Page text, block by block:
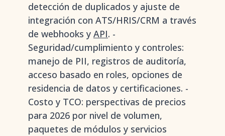
detección de duplicados y ajuste de
integración con ATS/HRIS/CRM a través
de webhooks y API. -
Seguridad/cumplimiento y controles:
manejo de PII, registros de auditoría,
acceso basado en roles, opciones de
residencia de datos y certificaciones. -
Costo y TCO: perspectivas de precios
para 2026 por nivel de volumen,
paquetes de módulos y servicios